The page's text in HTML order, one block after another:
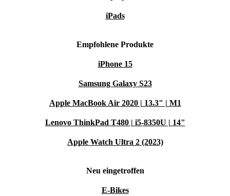
iPads
Empfohlene Produkte
iPhone 15
Samsung Galaxy S23
Apple MacBook Air 2020 | 13.3" | M1
Lenovo ThinkPad T480 | i5-8350U | 14"
Apple Watch Ultra 2 (2023)
Neu eingetroffen
E-Bikes